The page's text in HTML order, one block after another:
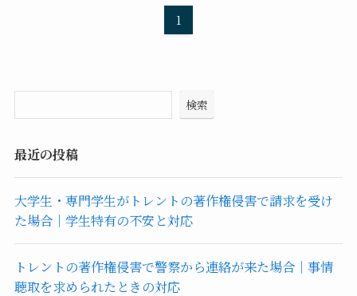
1
検索
最近の投稿
大学生・専門学生がトレントの著作権侵害で請求を受け
た場合｜学生特有の不安と対応
トレントの著作権侵害で警察から連絡が来た場合｜事情
聴取を求められたときの対応